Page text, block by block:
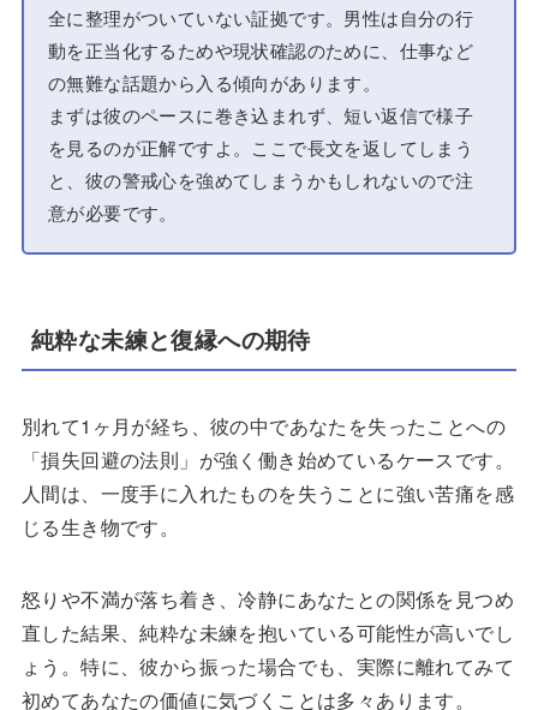
全に整理がついていない証拠です。男性は自分の行
動を正当化するためや現状確認のために、仕事など
の無難な話題から入る傾向があります。
まずは彼のペースに巻き込まれず、短い返信で様子
を見るのが正解ですよ。ここで長文を返してしまう
と、彼の警戒心を強めてしまうかもしれないので注
意が必要です。
純粋な未練と復縁への期待
別れて1ヶ月が経ち、彼の中であなたを失ったことへの
「損失回避の法則」が強く働き始めているケースです。
人間は、一度手に入れたものを失うことに強い苦痛を感
じる生き物です。
怒りや不満が落ち着き、冷静にあなたとの関係を見つめ
直した結果、純粋な未練を抱いている可能性が高いでし
ょう。特に、彼から振った場合でも、実際に離れてみて
初めてあなたの価値に気づくことは多々あります。